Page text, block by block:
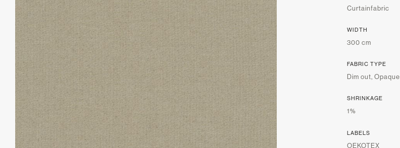
Curtainfabric
WIDTH
300 cm
FABRIC TYPE
Dim out, Opaque
SHRINKAGE
1%
LABELS
OEKOTEX